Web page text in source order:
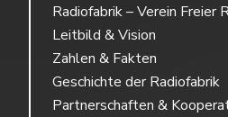
Radiofabrik – Verein Freier
Leitbild & Vision
Zahlen & Fakten
Geschichte der Radiofabrik
Partnerschaften &